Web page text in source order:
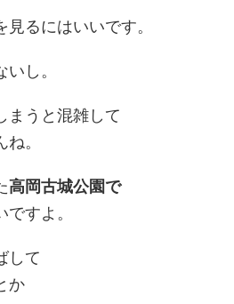
るにはいいです。
し。
まうと混雑して
。
高岡古城公園で
すよ。
して
か